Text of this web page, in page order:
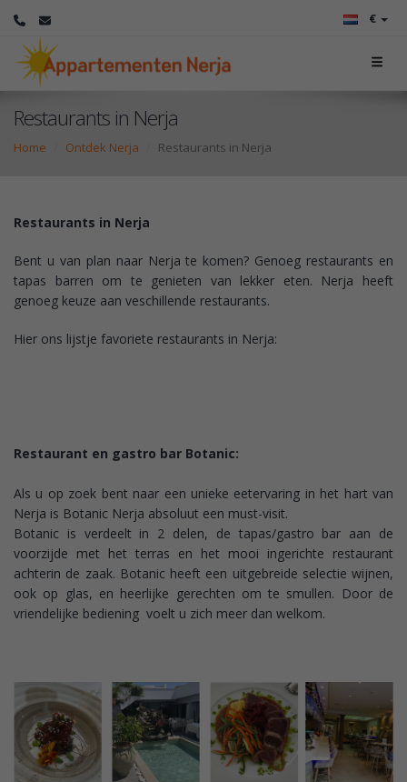
€
Restaurants in Nerja
Home Ontdek Nerja Restaurants in Nerja
Restaurants in Nerja
Bent u van plan naar Nerja te komen? Genoeg restaurants en
tapas barren om te genieten van lekker eten. Nerja heeft
genoeg keuze aan veschillende restaurants.
Hier ons lijstje favoriete restaurants in Nerja:
Restaurant en gastro bar Botanic:
Als u op zoek bent naar een unieke eetervaring in het hart van
Nerja is Botanic Nerja absoluut een must-visit.
Botanic is verdeelt in 2 delen, de tapas/gastro bar aan de
voorzijde met het terras en het mooi ingerichte restaurant
achterin de zaak. Botanic heeft een uitgebreide selectie wijnen,
ook op glas, en heerlijke gerechten om te smullen. Door de
vriendelijke bediening voelt u zich meer dan welkom.